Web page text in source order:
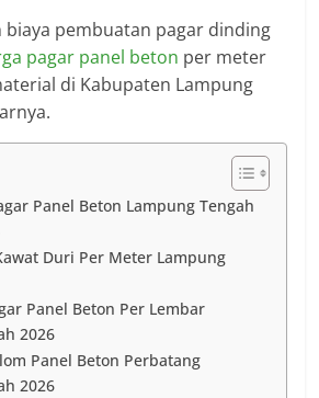
biaya pembuatan pagar dinding
pagar panel beton per meter
di Kabupaten Lampung
Panel Beton Lampung Tengah
Duri Per Meter Lampung
Panel Beton Per Lembar
2026
Panel Beton Perbatang
2026